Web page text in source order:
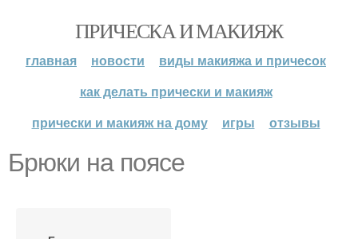
ПРИЧЕСКА И МАКИЯЖ
главная новости
виды макияжа и причесок
как делать прически и макияж
прически и макияж на дому
игры отзывы
Брюки на поясе